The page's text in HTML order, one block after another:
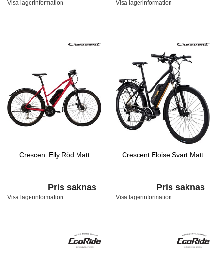
Visa lagerinformation Visa lagerinformation
Crescent Elly Röd Matt
Pris saknas
Visa lagerinformation
Crescent Eloise Svart Matt
Pris saknas
Visa lagerinformation